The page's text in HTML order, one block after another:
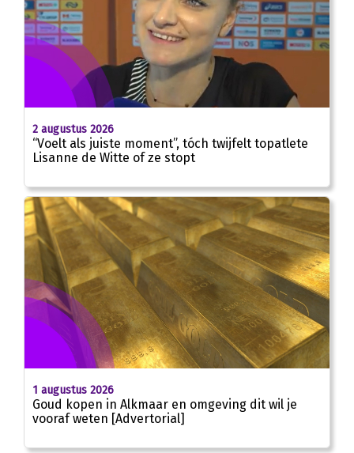
2 augustus 2026
“Voelt als juiste moment”, tóch twijfelt topatlete
Lisanne de Witte of ze stopt
1 augustus 2026
Goud kopen in Alkmaar en omgeving dit wil je
vooraf weten [Advertorial]